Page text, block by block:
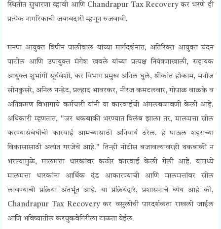
स्थितीत सुधारणा व्हावी आणि Chandrapur Tax Recovery कर भरणे ही
प्रत्येक नागरिकाची जबाबदारी म्हणून रुजवावी.
मनपा आयुक्त विपीन पालीवाल यांच्या मार्गदर्शनात, अतिरिक्त आयुक्त चंदन
पाटील आणि उपायुक्त मंगेश खवले यांच्या प्रत्यक्ष नियंत्रणाखाली, सहायक
आयुक्त शुभांगी सूर्यवंशी, कर विभाग प्रमुख अनिल घुले, श्रीकांत होकाम, मनोज
सोनकुसरे, अनिल नन्हेट, प्रल्हाद भावरकर, नीरज कमटलवार, गोपाळ वाळके व
अतिक्रमण विभागाचे कर्मचारी यांनी या कारवाईची अंमलबजावणी केली आहे.
अधिकारी म्हणतात, "जर थकबाकी भरण्यात विलंब झाला तर, मालमत्ता सील
करण्यासंबंधीची कारवाई आमच्यासाठी अनिवार्य ठरेल. हे पाऊल शहराच्या
विकासासाठी अत्यंत गरजेचे आहे."तिन्ही नोटीस बजावल्यावरही थकबाकी न
भरल्यामुळे, मालमत्ता धारकांवर कठोर कारवाई केली गेली आहे. यामध्ये
मालमत्ता धारकांना आर्थिक दंड आकारण्याची आणि मालमत्तांवर सील
लावण्याची प्रक्रिया अंतर्भूत आहे. या प्रक्रियेद्वारे, प्रशासनाचे ध्येय आहे की,
Chandrapur Tax Recovery कर वसुलीची पारदर्शकता राखली जाईल
आणि भविष्यातील करचुकवेगिरीला टाळता येईल.